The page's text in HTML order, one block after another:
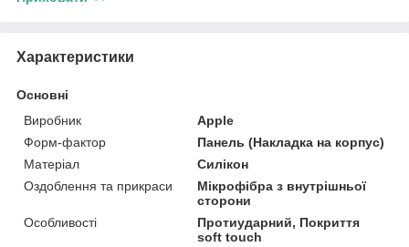
Характеристики
Основні
Виробник
Apple
Форм-фактор
Панель (Накладка на корпус)
Матеріал
Силікон
Оздоблення та прикраси
Мікрофібра з внутрішньої
сторони
Особливості
Протиударний, Покриття
soft touch